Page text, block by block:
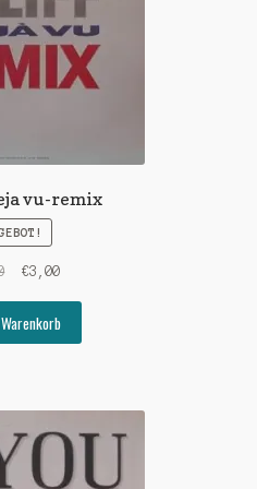
vu-remix
Ursprünglicher
war:
€5,00
€3,00Aktueller
ist:
€3,00.